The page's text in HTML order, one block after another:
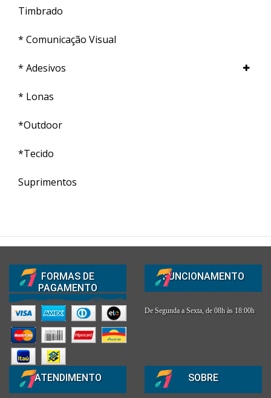
Timbrado
* Comunicação Visual
* Adesivos
* Lonas
*Outdoor
*Tecido
Suprimentos
FORMAS DE
PAGAMENTO
FUNCIONAMENTO
De Segunda a Sexta, de 08h às 18:00h
ATENDIMENTO SOBRE